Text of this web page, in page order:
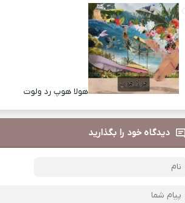
هولا هوپ رد ولوت
دیدگاه خود را بگذارید